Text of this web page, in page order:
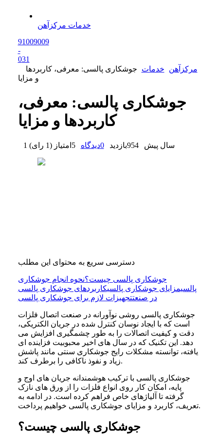
خدمات مرکزآهن
91009009
-
031
مرکزآهن
خدمات
جوشکاری پالسی: معرفی، کاربردها
و مزایا
جوشکاری پالسی: معرفی،
کاربردها و مزایا
1 سال پیش 954بازدید 0دیدگاه 5 امتیاز (1 رای )
دسترسی سریع به محتوای این مطلب
جوشکاری پالسی چیست؟نحوه انجام جوشکاری
پالسیمزایای جوشکاری پالسیکاربردهای جوشکاری پالسی
در صنعتتجهیزات لازم برای جوشکاری پالسی
جوشکاری پالسی روشی نوآورانه در صنعت اتصال فلزات
است که با ایجاد نوسان کنترل ‌شده در جریان الکتریکی،
دقت و کیفیت اتصالات را به طور چشمگیری افزایش می
‌دهد. این تکنیک که در سال ‌های اخیر محبوبیت فزاینده ‌ای
یافته، توانسته مشکلات رایج جوشکاری سنتی مانند پاشش
زیاد و نفوذ ناکافی را برطرف کند.
جوشکاری پالسی با ترکیب هوشمندانه جریان‌ های اوج و
پایه، امکان کار روی انواع فلزات را از ورق‌ های نازک
گرفته تا آلیاژهای خاص فراهم کرده است. در ادامه به
تعریف، کاربرد و مزایای جوشکاری پالسی خواهیم پرداخت.
جوشکاری پالسی چیست؟